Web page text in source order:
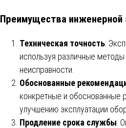
Преимущества инженерной
Техническая точность:
используя различные
неисправности.
Обоснованные
конкретные и обоснованные
улучшению эксплуатации
Продление срока службы: